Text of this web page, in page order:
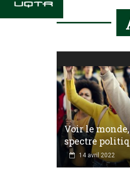
Voir le
spectre
14 avril 2022